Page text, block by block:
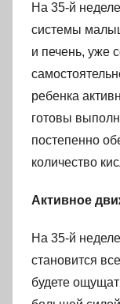
На 35-й
системы
и печень, уже
ребенка
готовы
постепенно
количество
Активное
На 35-й
становится
будете